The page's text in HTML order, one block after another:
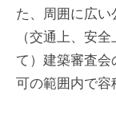
た、周囲に広
（交通上、安
て）建築審査
可の範囲内で容